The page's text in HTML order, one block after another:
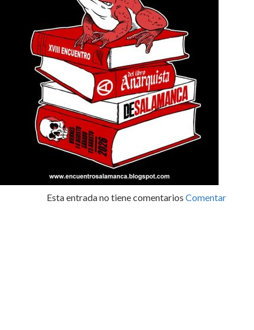
Esta entrada no tiene comentarios Comentar